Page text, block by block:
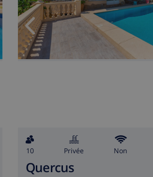
10 privée Non
Quercus